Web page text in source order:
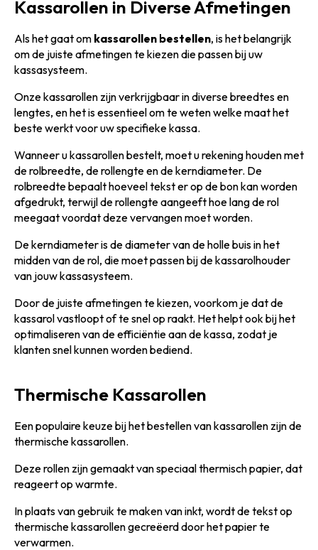
Kassarollen in Diverse Afmetingen
Als het gaat om kassarollen bestellen, is het belangrijk
om de juiste afmetingen te kiezen die passen bij uw
kassasysteem.
Onze kassarollen zijn verkrijgbaar in diverse breedtes en
lengtes, en het is essentieel om te weten welke maat het
beste werkt voor uw specifieke kassa.
Wanneer u kassarollen bestelt, moet u rekening houden met
de rolbreedte, de rollengte en de kerndiameter. De
rolbreedte bepaalt hoeveel tekst er op de bon kan worden
afgedrukt, terwijl de rollengte aangeeft hoe lang de rol
meegaat voordat deze vervangen moet worden.
De kerndiameter is de diameter van de holle buis in het
midden van de rol, die moet passen bij de kassarolhouder
van jouw kassasysteem.
Door de juiste afmetingen te kiezen, voorkom je dat de
kassarol vastloopt of te snel op raakt. Het helpt ook bij het
optimaliseren van de efficiëntie aan de kassa, zodat je
klanten snel kunnen worden bediend.
Thermische Kassarollen
Een populaire keuze bij het bestellen van kassarollen zijn de
thermische kassarollen.
Deze rollen zijn gemaakt van speciaal thermisch papier, dat
reageert op warmte.
In plaats van gebruik te maken van inkt, wordt de tekst op
thermische kassarollen gecreëerd door het papier te
verwarmen.